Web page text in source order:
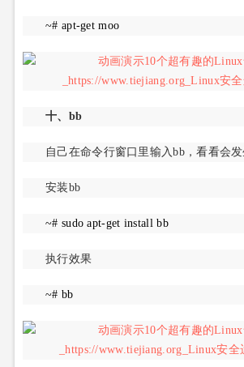
~# apt-get moo
十、bb
自己在命令行窗口里输入bb，看看会发
安装bb
~# sudo apt-get install bb
执行效果
~# bb